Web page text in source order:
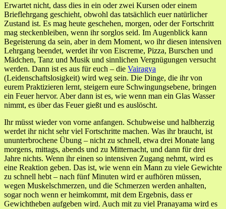
Erwartet nicht, dass dies in ein oder zwei Kursen oder einem
Brieflehrgang geschieht, obwohl das tatsächlich euer natürlicher
Zustand ist. Es mag heute geschehen, morgen, oder der Fortschritt
mag steckenbleiben, wenn ihr sorglos seid. Im Augenblick kann
Begeisterung da sein, aber in dem Moment, wo ihr diesen intensiven
Lehrgang beendet, werdet ihr von Eiscreme, Pizza, Burschen und
Mädchen, Tanz und Musik und sinnlichen Vergnügungen versucht
werden. Dann ist es aus für euch – die Vairagya
(Leidenschaftslosigkeit) wird weg sein. Die Dinge, die ihr von
eurem Praktizieren lernt, steigern eure Schwingungsebene, bringen
ein Feuer hervor. Aber dann ist es, wie wenn man ein Glas Wasser
nimmt, es über das Feuer gießt und es auslöscht.
Ihr müsst wieder von vorne anfangen. Schubweise und halbherzig
werdet ihr nicht sehr viel Fortschritte machen. Was ihr braucht, ist
ununterbrochene Übung – nicht zu schnell, etwa drei Monate lang
morgens, mittags, abends und zu Mitternacht, und dann für drei
Jahre nichts. Wenn ihr einen so intensiven Zugang nehmt, wird es
eine Reaktion geben. Das ist, wie wenn ein Mann zu viele Gewichte
zu schnell hebt – nach fünf Minuten wird er aufhören müssen,
wegen Muskelschmerzen, und die Schmerzen werden anhalten,
sogar noch wenn er heimkommt, mit dem Ergebnis, dass er
Gewichtheben aufgeben wird. Auch mit zu viel Pranayama wird es